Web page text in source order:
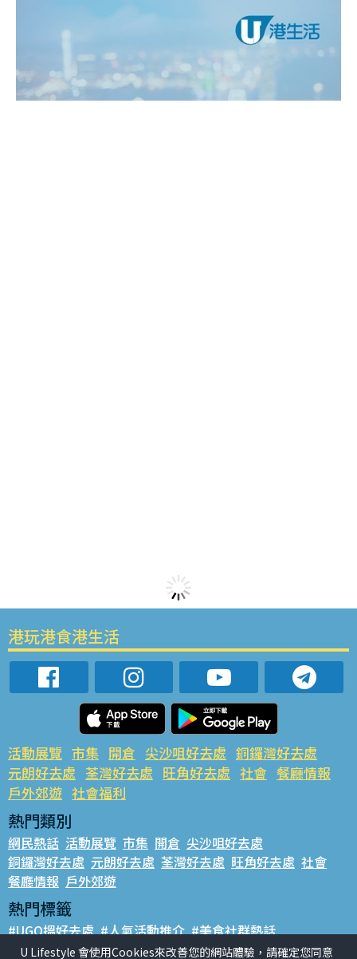
港玩港食港生活
活動展覽 市集 開倉 尖沙咀好去處 銅鑼灣好去處
元朗好去處 荃灣好去處 旺角好去處 社會 餐廳情報
戶外郊遊 社會福利
熱門類別
網民熱話 活動展覽 市集 開倉 尖沙咀好去處
銅鑼灣好去處 元朗好去處 荃灣好去處 旺角好去處 社會
餐廳情報 戶外郊遊
熱門標籤
#UGO搵好去處 #人氣活動推介 #美食社群熱話
#親子玩樂好去處 #ULifestyle應用程式 #限時搶
U Lifestyle 會使用Cookies來改善您的網站體驗，請確定您同意